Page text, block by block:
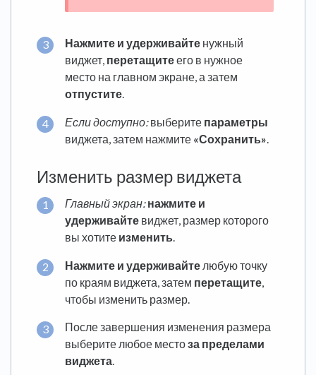
Нажмите и удерживайте нужный
виджет, перетащитеего в нужное
место на главном экране, а затем
отпустите.
Если доступно:выберите параметры
виджета, затем нажмите «Сохранить»
Изменить размер виджета
Главный экран: нажмите и
удерживайте виджет, размер которого
вы хотите изменить.
Нажмите и удерживайте любую точку
по краям виджета, затем перетащите,
чтобы изменить размер.
После завершения изменения размера
выберите любое местоза пределами
виджета.